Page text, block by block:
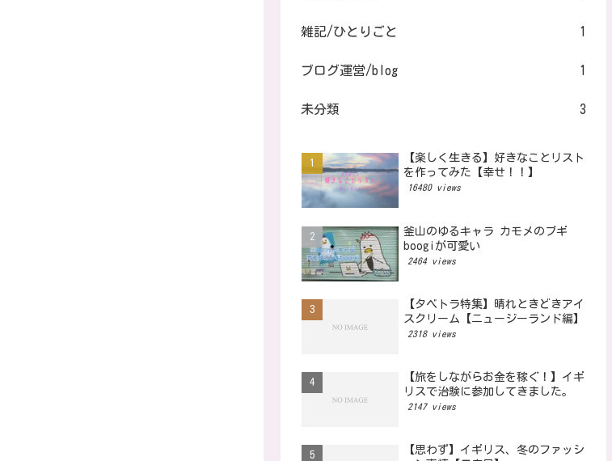
雑記/ひとりごと 1
ブログ運営/blog 1
未分類 3
【楽しく生きる】好きなことリスト
を作ってみた【幸せ！！】
16480 views
釜山のゆるキャラ カモメのブギ
boogiが可愛い
2464 views
【タベトラ特集】晴れときどきアイ
スクリーム【ニュージーランド編】
2318 views
【旅をしながらお金を稼ぐ！】イギ
リスで治験に参加してきました。
2147 views
【思わず】イギリス、冬のファッシ